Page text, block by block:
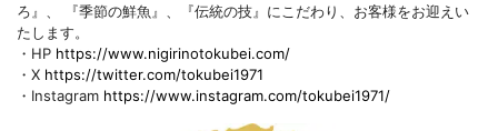
ろ』、 『季節の鮮魚』、『伝統の技』にこだわり、お客様をお迎えい
たします。
・HP https://www.nigirinotokubei.com/
・X https://twitter.com/tokubei1971
・Instagram https://www.instagram.com/tokubei1971/